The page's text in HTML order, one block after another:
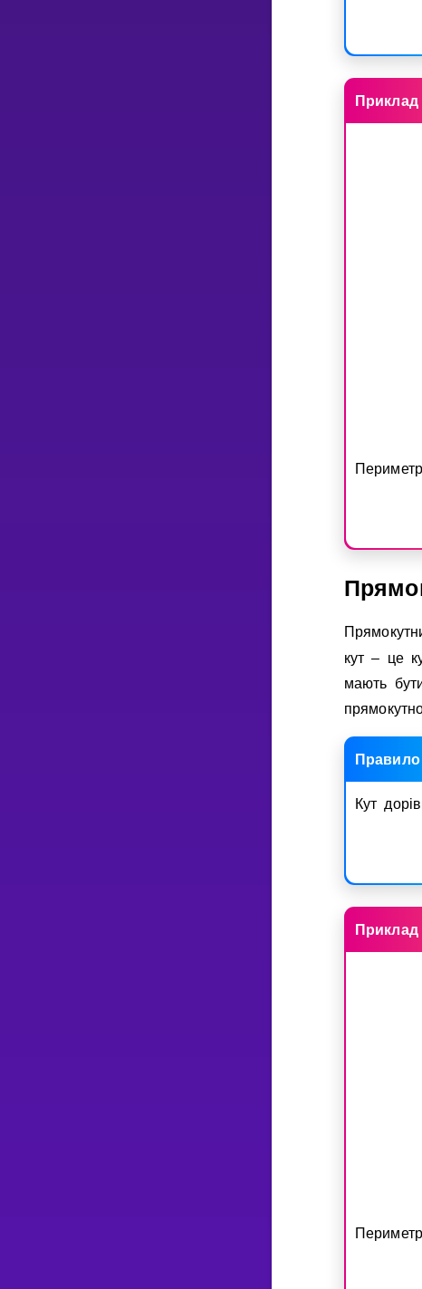
кут – це
мають
Правило
Кут